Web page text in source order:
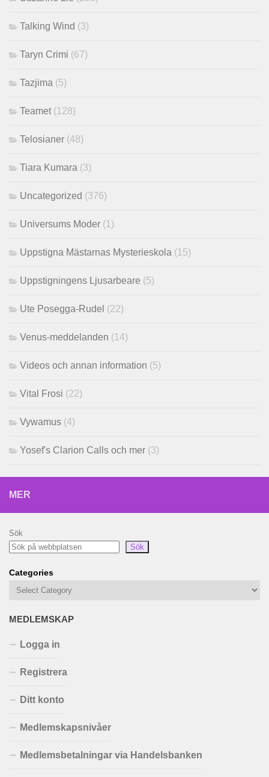
Talking Wind (3)
Taryn Crimi (67)
Tazjima (5)
Teamet (128)
Telosianer (48)
Tiara Kumara (3)
Uncategorized (376)
Universums Moder (1)
Uppstigna Mästarnas Mysterieskola (15)
Uppstigningens Ljusarbeare (5)
Ute Posegga-Rudel (22)
Venus-meddelanden (14)
Videos och annan information (5)
Vital Frosi (22)
Vywamus (4)
Yosef's Clarion Calls och mer (3)
MER
Sök
Sök
Categories
MEDLEMSKAP
Logga in
Registrera
Ditt konto
Medlemskapsnivåer
Medlemsbetalningar via Handelsbanken